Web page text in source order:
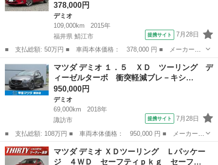
378,000円
デミオ
109,000km
2015年
福井県 鯖江市
提携サイト 7月28日
■ 支払総額: 50万円 ■ 車両本体価格： 378,000 円 ■ メーカー
名： マツダ ■ 車種名： デミオ ■ グレード名： ＸＤツーリン
グ 禁煙車 純正ナビ フルセグ 大型リアルーフスポイラー サイ
ドアンダースカー...
福井 鯖江市 デミオ
マツダ デミオ １．５ ＸＤ ツーリング デ
ィーゼルターボ 衝突軽減ブレ－キシ…
950,000円
デミオ
69,000km
2018年
諏訪市
提携サイト 7月28日
■ 支払総額: 108万円 ■ 車両本体価格： 950,000 円 ■ メーカー
名： マツダ ■ 車種名： デミオ ■ グレード名： １．５ Ｘ
Ｄ ツーリング ディーゼルターボ 衝突軽減ブレ－キシステムクル
－ズコントロ－ ...
長野 諏訪市 デミオ
マツダ デミオ ＸＤツーリング Ｌパッケー
ジ ４ＷＤ セーフティｐｋｇ セーフ…